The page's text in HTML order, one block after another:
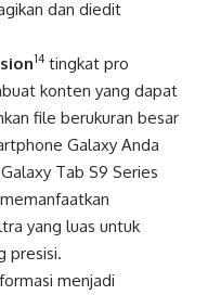
dan diedit
14 tingkat pro
konten yang dapat
file berukuran besar
Galaxy Anda
Tab S9 Series
yang luas untuk
presisi.
menjadi